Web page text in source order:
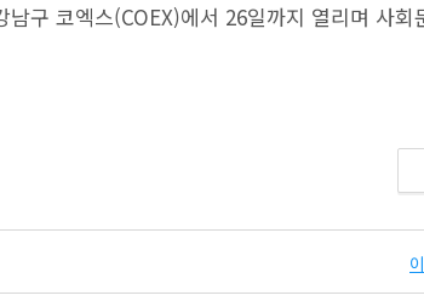
구 코엑스(COEX)에서 26일까지 열리며 사